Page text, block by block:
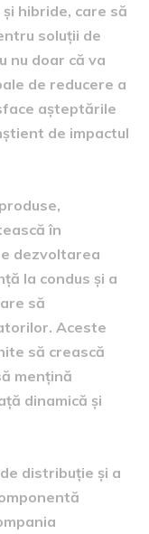
hibride, care să
soluții de
nu doar că va
de reducere a
așteptările
de impactul
în
dezvoltarea
la condus și a
să
Aceste
să crească
mențină
dinamică și
distribuție și a